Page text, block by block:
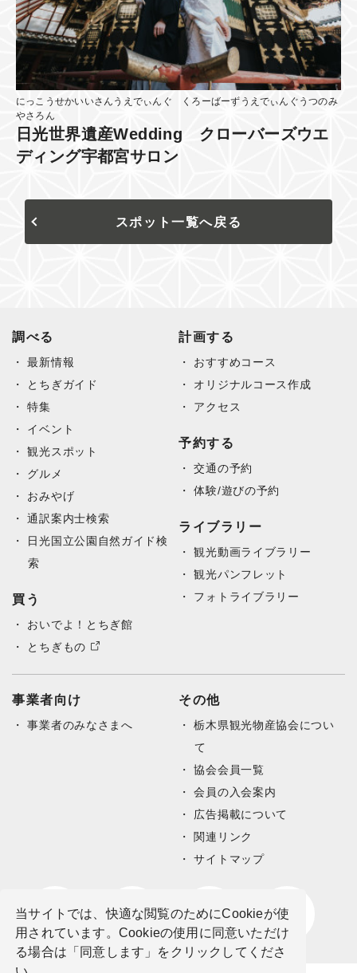
当サイトでは、快適な閲覧のためにCookieが使
用されています。Cookieの使用に同意いただけ
る場合は「同意します」をクリックしてくださ
にっこうせかいいさんうえでぃんぐ くろーばーずうえでぃんぐうつのみ
やさろん
日光世界遺産Wedding クローバーズウエ
ディング宇都宮サロン
スポット一覧へ戻る
調べる
最新情報
とちぎガイド
特集
イベント
観光スポット
グルメ
おみやげ
通訳案内士検索
日光国立公園自然ガイド検
索
買う
おいでよ！とちぎ館
とちぎもの
計画する
おすすめコース
オリジナルコース作成
アクセス
予約する
交通の予約
体験/遊びの予約
ライブラリー
観光動画ライブラリー
観光パンフレット
フォトライブラリー
事業者向け
事業者のみなさまへ
その他
栃木県観光物産協会につい
て
協会会員一覧
会員の入会案内
広告掲載について
関連リンク
サイトマップ